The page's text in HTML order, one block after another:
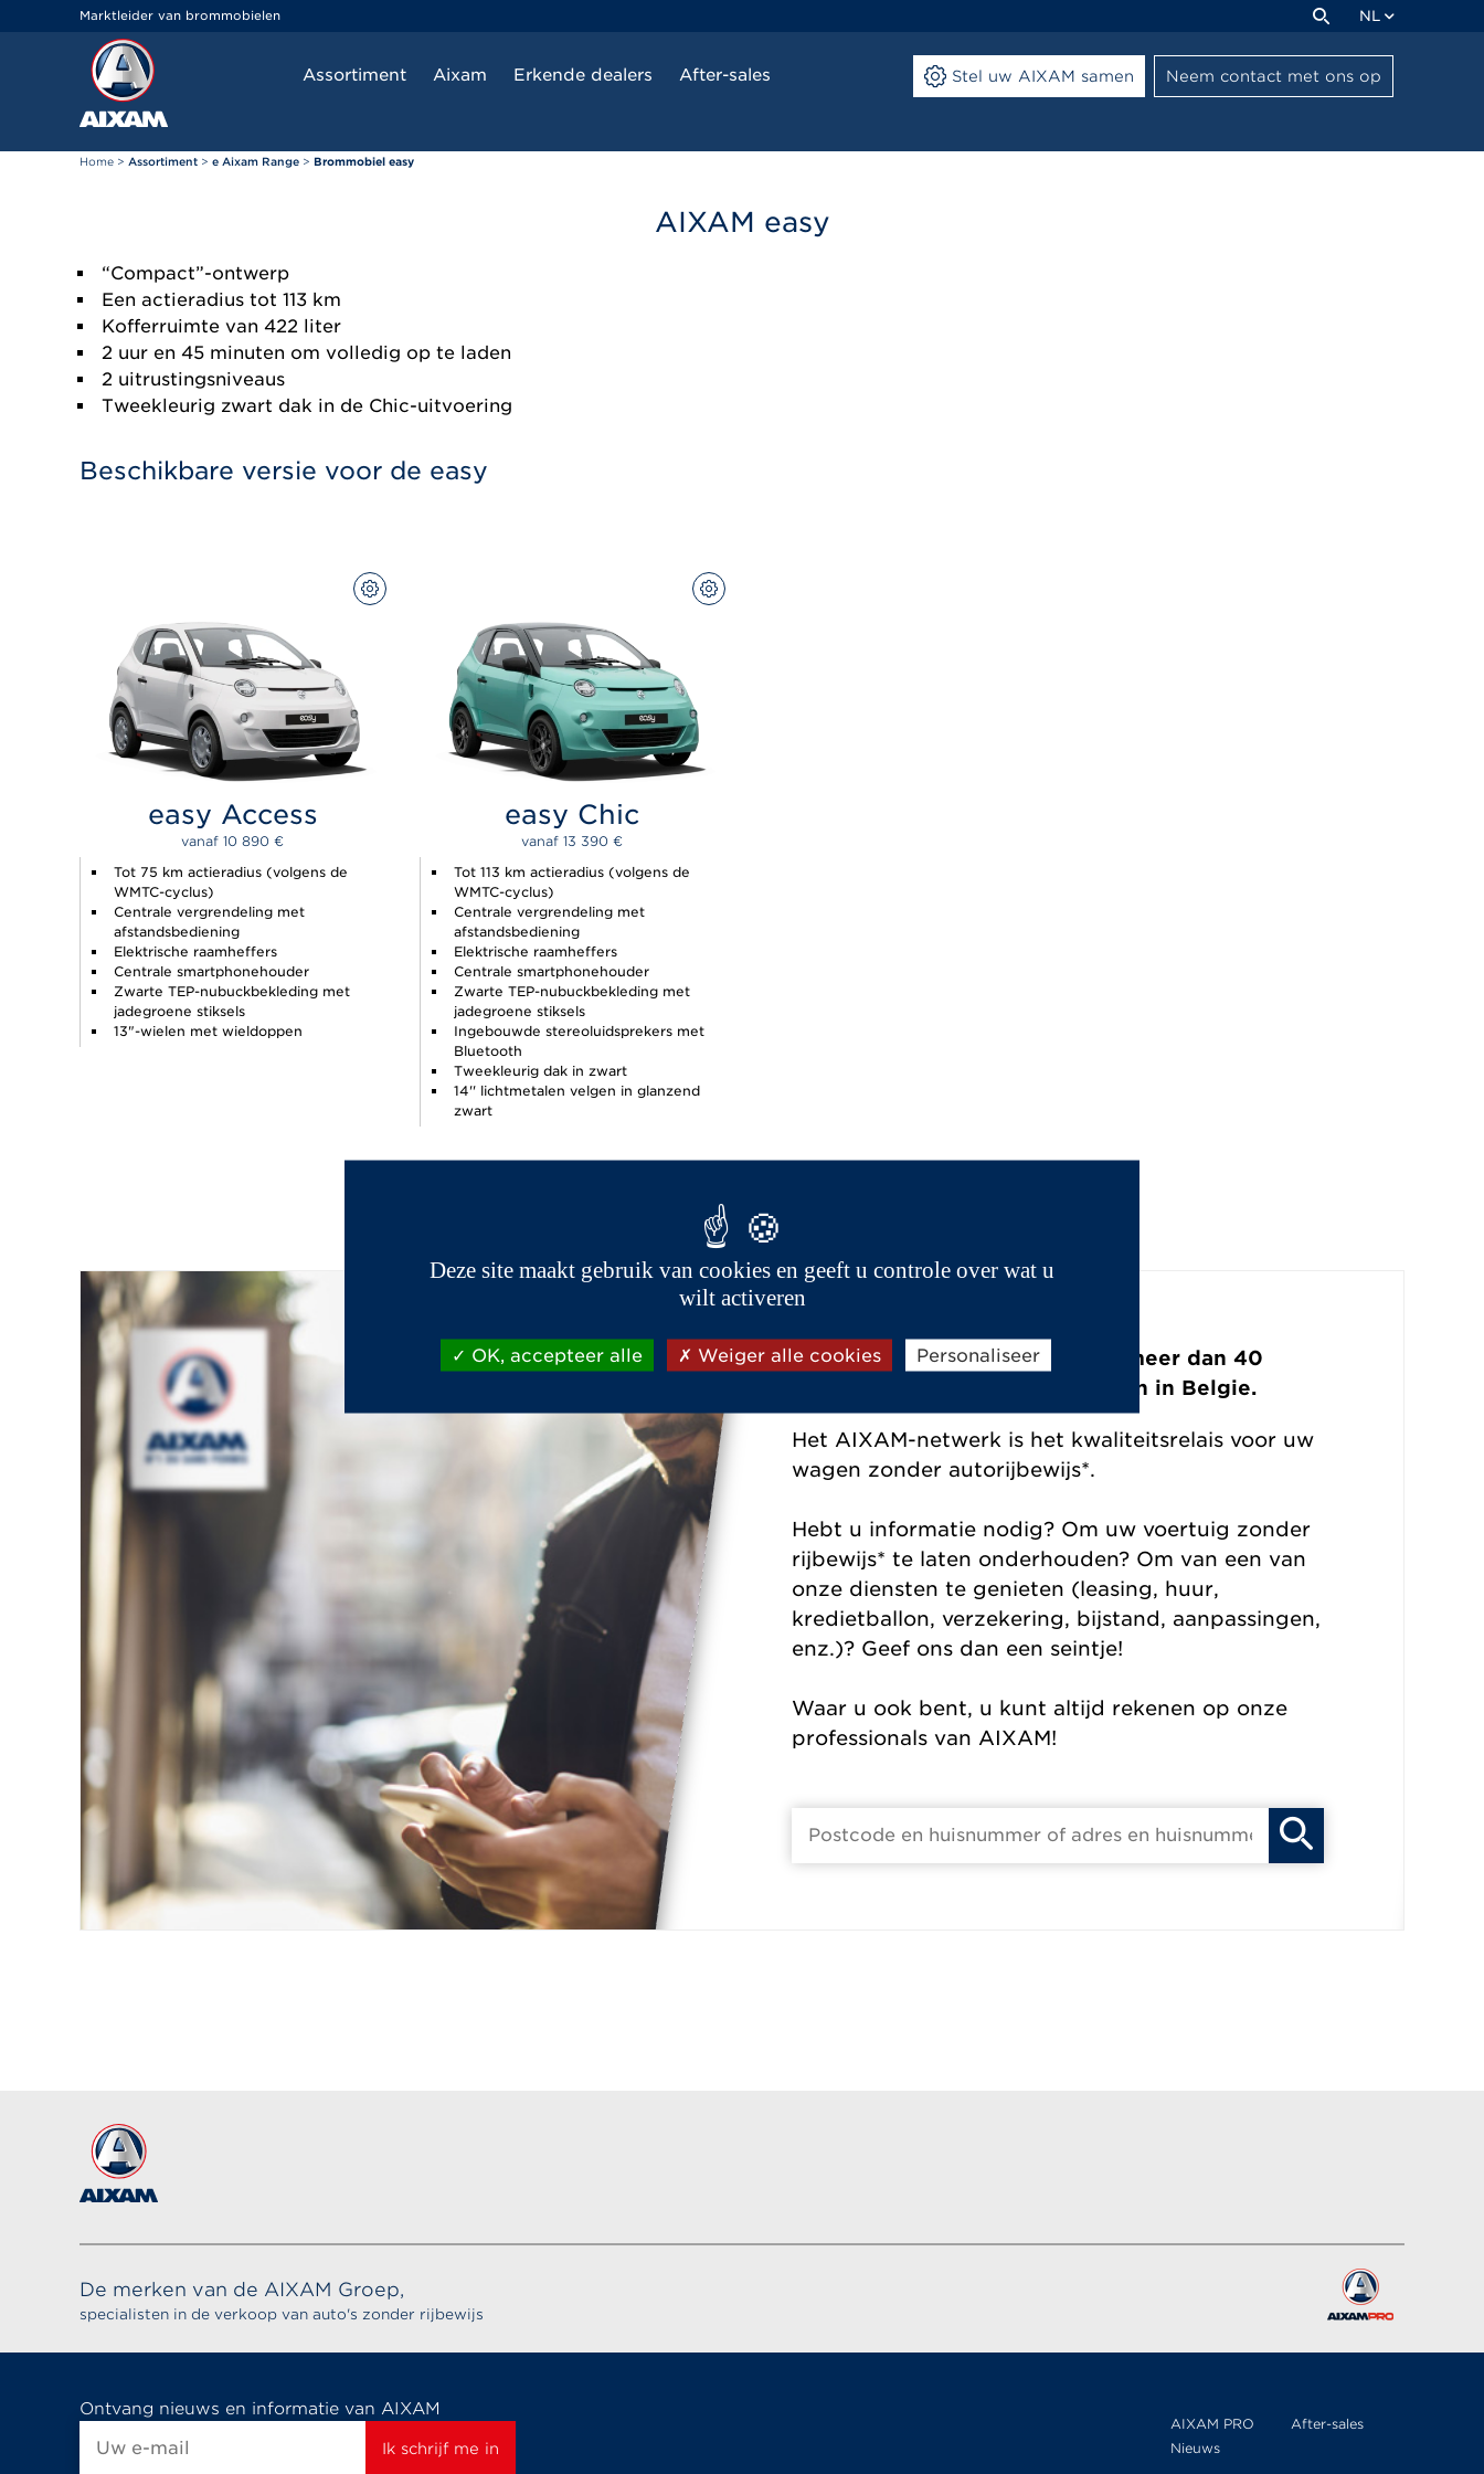
Marktleider van brommobielen NL
Assortiment Aixam Erkende dealers After-sales Stel uw AIXAM samen Neem contact met ons op
Home > Assortiment > e Aixam Range > Brommobiel easy
AIXAM easy
“Compact”-ontwerp
Een actieradius tot 113 km
Kofferruimte van 422 liter
2 uur en 45 minuten om volledig op te laden
2 uitrustingsniveaus
Tweekleurig zwart dak in de Chic-uitvoering
Beschikbare versie voor de easy
easy Access
vanaf 10 890 €
CONFIGUREER
Tot 75 km actieradius (volgens de
WMTC-cyclus)
Centrale vergrendeling met
afstandsbediening
Elektrische raamheffers
Centrale smartphonehouder
Zwarte TEP-nubuckbekleding met
jadegroene stiksels
13"-wielen met wieldoppen
easy Chic
vanaf 13 390 €
CONFIGUREER
Tot 113 km actieradius (volgens de
WMTC-cyclus)
Centrale vergrendeling met
afstandsbediening
Elektrische raamheffers
Centrale smartphonehouder
Zwarte TEP-nubuckbekleding met
jadegroene stiksels
Ingebouwde stereoluidsprekers met
Bluetooth
Tweekleurig dak in zwart
14'' lichtmetalen velgen in glanzend
zwart
AIXAM heeft een netwerk van meer dan 40
verkoop- en aftersalesafdelingen in Belgie.
Het AIXAM-netwerk is het kwaliteitsrelais voor uw
wagen zonder autorijbewijs*.
Hebt u informatie nodig? Om uw voertuig zonder
rijbewijs* te laten onderhouden? Om van een van
onze diensten te genieten (leasing, huur,
kredietballon, verzekering, bijstand, aanpassingen,
enz.)? Geef ons dan een seintje!
Waar u ook bent, u kunt altijd rekenen op onze
professionals van AIXAM!
De merken van de AIXAM Groep,
specialisten in de verkoop van auto's zonder rijbewijs
Ontvang nieuws en informatie van AIXAM
AIXAM PRO
After-sales
Nieuws
Cookies beheer paneel
Deze site maakt gebruik van cookies en geeft u controle over wat u
wilt activeren
OK, accepteer alle Weiger alle cookies Personaliseer